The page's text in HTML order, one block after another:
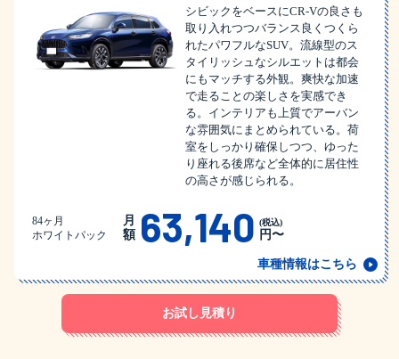
シビックをベースにCR-Vの良さも
取り入れつつバランス良くつくら
れたパワフルなSUV。流線型のス
タイリッシュなシルエットは都会
にもマッチする外観。爽快な加速
で走ることの楽しさを実感でき
る。インテリアも上質でアーバン
な雰囲気にまとめられている。荷
室をしっかり確保しつつ、ゆった
り座れる後席など全体的に居住性
の高さが感じられる。
84ヶ月
ホワイトパック
月
額 63,140 (税込)
円〜
車種情報はこちら
お試し見積り